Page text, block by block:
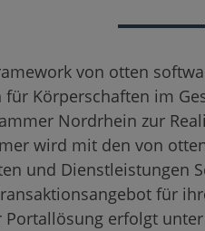
von otten
für Körperschaften im
Nordrhein zur
wird mit den von
und Dienstleistungen
für
Portallösung erfolgt